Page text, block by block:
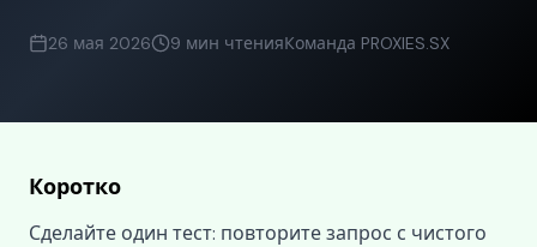
26 мая 2026 9 мин чтенияКоманда PROXIES.SX
Коротко
Сделайте один тест: повторите запрос с чистого